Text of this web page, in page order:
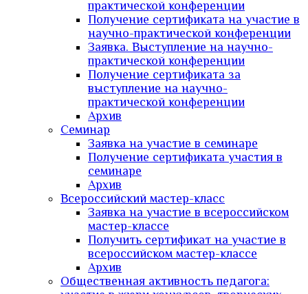
практической конференции
Получение сертификата на участие в
научно-практической конференции
Заявка. Выступление на научно-
практической конференции
Получение сертификата за
выступление на научно-
практической конференции
Архив
Семинар
Заявка на участие в семинаре
Получение сертификата участия в
семинаре
Архив
Всероссийский мастер-класс
Заявка на участие в всероссийском
мастер-классе
Получить сертификат на участие в
всероссийском мастер-классе
Архив
Общественная активность педагога: